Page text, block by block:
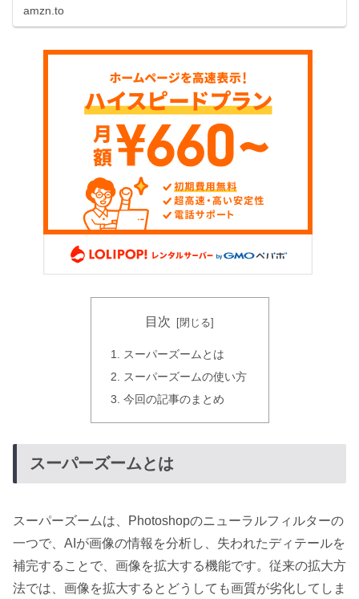
amzn.to
目次
スーパーズームとは
スーパーズームの使い方
今回の記事のまとめ
スーパーズームとは
スーパーズームは、Photoshopのニューラルフィルターの
一つで、AIが画像の情報を分析し、失われたディテールを
補完することで、画像を拡大する機能です。従来の拡大方
法では、画像を拡大するとどうしても画質が劣化してしま